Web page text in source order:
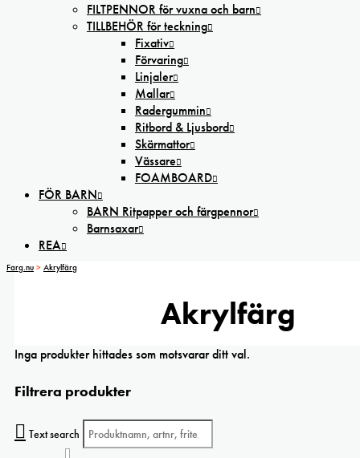
FILTPENNOR för vuxna och barn
TILLBEHÖR för teckning
Fixativ
Förvaring
Linjaler
Mallar
Radergummin
Ritbord & Ljusbord
Skärmattor
Vässare
FOAMBOARD
FÖR BARN
BARN Ritpapper och färgpennor
Barnsaxar
REA
Farg.nu > Akrylfärg
Akrylfärg
Inga produkter hittades som motsvarar ditt val.
Filtrera produkter
Text search